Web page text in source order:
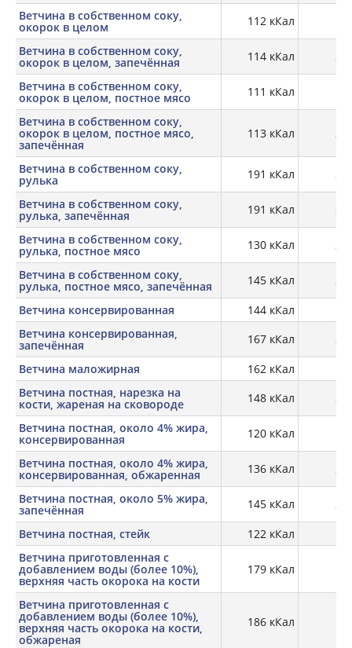
Ветчина в собственном соку,
окорок в целом 112 кКал
Ветчина в собственном соку,
окорок в целом, запечённая 114 кКал
Ветчина в собственном соку,
окорок в целом, постное мясо 111 кКал
Ветчина в собственном соку,
окорок в целом, постное мясо,
запечённая
113 кКал
Ветчина в собственном соку,
рулька 191 кКал
Ветчина в собственном соку,
рулька, запечённая 191 кКал
Ветчина в собственном соку,
рулька, постное мясо 130 кКал
Ветчина в собственном соку,
рулька, постное мясо, запечённая 145 кКал
Ветчина консервированная
144 кКал
Ветчина консервированная,
запечённая 167 кКал
Ветчина маложирная
162 кКал
Ветчина постная, нарезка на
кости, жареная на сковороде 148 кКал
Ветчина постная, около 4% жира,
консервированная 120 кКал
Ветчина постная, около 4% жира,
консервированная, обжаренная 136 кКал
Ветчина постная, около 5% жира,
запечённая 145 кКал
Ветчина постная, стейк
122 кКал
Ветчина приготовленная с
добавлением воды (более 10%),
верхняя часть окорока на кости
179 кКал
Ветчина приготовленная с
добавлением воды (более 10%),
верхняя часть окорока на кости,
обжареная
186 кКал